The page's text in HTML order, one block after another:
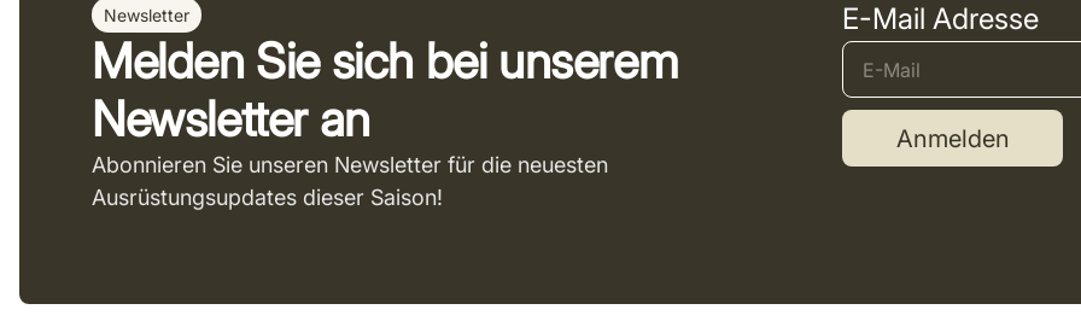
Newsletter
Melden Sie sich bei unserem
Newsletter an
Abonnieren Sie unseren Newsletter für die neuesten
Ausrüstungsupdates dieser Saison!
E-Mail Adresse
Anmelden